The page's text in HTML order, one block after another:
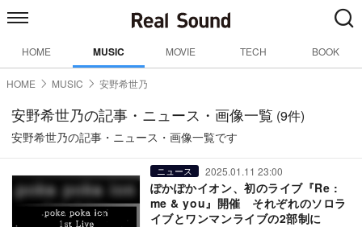
HOME MUSIC MOVIE TECH BOOK
HOME MUSIC 安野希世乃
安野希世乃の記事・ニュース・画像一覧 (9件)
安野希世乃の記事・ニュース・画像一覧です
ニュース 2025.01.11 23:00
ぽかぽかイオン、初のライブ『Re :
me & you』開催 それぞれのソロラ
イブとワンマンライブの2部制に